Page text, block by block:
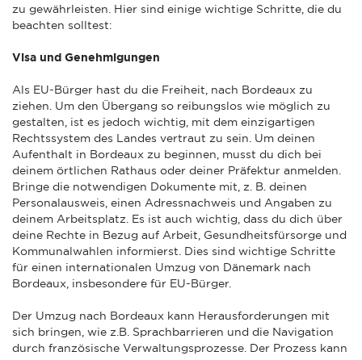
zu gewährleisten. Hier sind einige wichtige Schritte, die du
beachten solltest:
Visa und Genehmigungen
Als EU-Bürger hast du die Freiheit, nach Bordeaux zu
ziehen. Um den Übergang so reibungslos wie möglich zu
gestalten, ist es jedoch wichtig, mit dem einzigartigen
Rechtssystem des Landes vertraut zu sein. Um deinen
Aufenthalt in Bordeaux zu beginnen, musst du dich bei
deinem örtlichen Rathaus oder deiner Präfektur anmelden.
Bringe die notwendigen Dokumente mit, z. B. deinen
Personalausweis, einen Adressnachweis und Angaben zu
deinem Arbeitsplatz. Es ist auch wichtig, dass du dich über
deine Rechte in Bezug auf Arbeit, Gesundheitsfürsorge und
Kommunalwahlen informierst. Dies sind wichtige Schritte
für einen internationalen Umzug von Dänemark nach
Bordeaux, insbesondere für EU-Bürger.
Der Umzug nach Bordeaux kann Herausforderungen mit
sich bringen, wie z.B. Sprachbarrieren und die Navigation
durch französische Verwaltungsprozesse. Der Prozess kann